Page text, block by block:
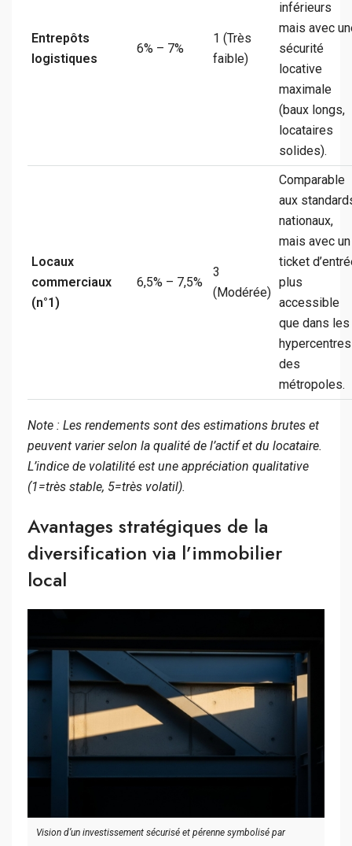
Entrepôts
logistiques
6% – 7%
1 (Très
faible)
inférieurs
mais avec
sécurité
locative
maximale
(baux longs,
locataires
solides).
Locaux
commerciaux
(n°1)
6,5% – 7,5%
3
(Modérée)
Comparable
aux
nationaux,
mais avec un
ticket
plus
accessible
que dans les
hypercentres
des
métropoles.
Note : Les rendements sont des estimations brutes et
peuvent varier selon la qualité de l’actif et du locataire.
L’indice de volatilité est une appréciation qualitative
(1=très stable, 5=très volatil).
Avantages stratégiques de la
diversification via l’immobilier
local
Vision d’un investissement sécurisé et pérenne symbolisé par